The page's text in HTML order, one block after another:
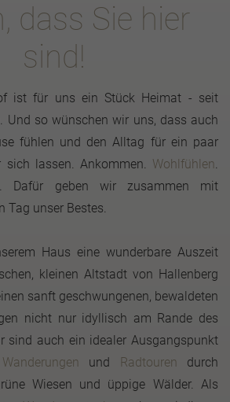
dass Sie hier
sind!
ist für uns ein Stück Heimat - seit
Und so wünschen wir uns, dass auch
fühlen und den Alltag für ein paar
lassen. Ankommen. Wohlfühlen.
Dafür geben wir zusammen mit
Tag unser Bestes.
Haus eine wunderbare Auszeit
kleinen Altstadt von Hallenberg
sanft geschwungenen, bewaldeten
nicht nur idyllisch am Rande des
sind auch ein idealer Ausgangspunkt
Wanderungen und Radtouren durch
Wiesen und üppige Wälder. Als